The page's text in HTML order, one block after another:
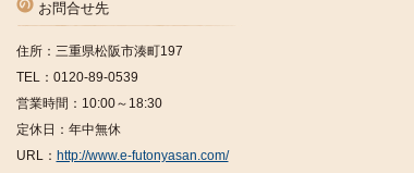
お問合せ先
住所：三重県松阪市湊町197
TEL：0120-89-0539
営業時間：10:00～18:30
定休日：年中無休
URL： http://www.e-futonyasan.com/